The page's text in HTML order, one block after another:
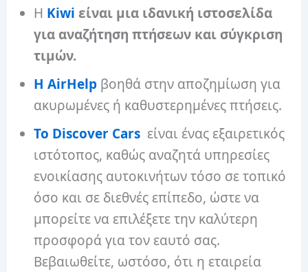
Η Kiwi είναι μια ιδανική ιστοσελίδα
για αναζήτηση πτήσεων και σύγκριση
τιμών.
Η AirHelp βοηθά στην αποζημίωση για
ακυρωμένες ή καθυστερημένες πτήσεις.
Το Discover Cars είναι ένας εξαιρετικός
ιστότοπος, καθώς αναζητά υπηρεσίες
ενοικίασης αυτοκινήτων τόσο σε τοπικό
όσο και σε διεθνές επίπεδο, ώστε να
μπορείτε να επιλέξετε την καλύτερη
προσφορά για τον εαυτό σας.
Βεβαιωθείτε, ωστόσο, ότι η εταιρεία